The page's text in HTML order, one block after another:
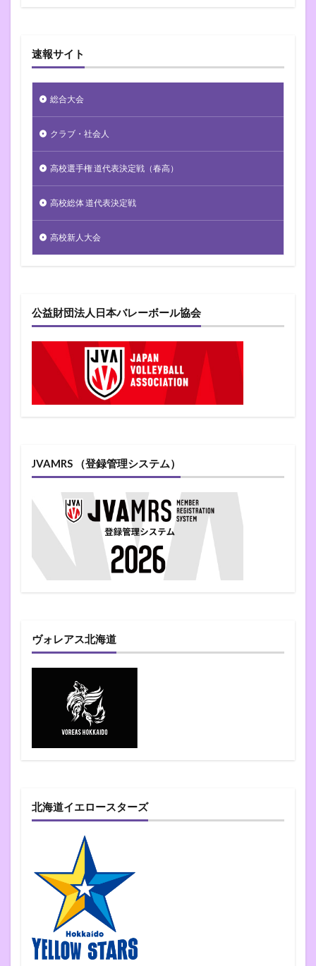
速報サイト
総合大会
クラブ・社会人
高校選手権 道代表決定戦（春高）
高校総体 道代表決定戦
高校新人大会
公益財団法人日本バレーボール協会
JVAMRS （登録管理システム）
ヴォレアス北海道
北海道イエロースターズ